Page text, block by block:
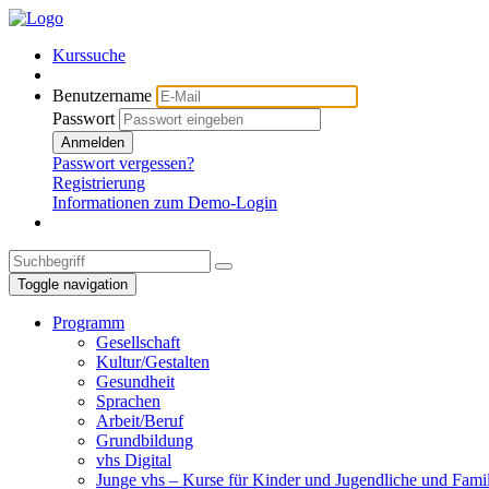
Kurssuche
Benutzername
Passwort
Anmelden
Passwort vergessen?
Registrierung
Informationen zum Demo-Login
Toggle navigation
Programm
Gesellschaft
Kultur/Gestalten
Gesundheit
Sprachen
Arbeit/Beruf
Grundbildung
vhs Digital
Junge vhs – Kurse für Kinder und Jugendliche und